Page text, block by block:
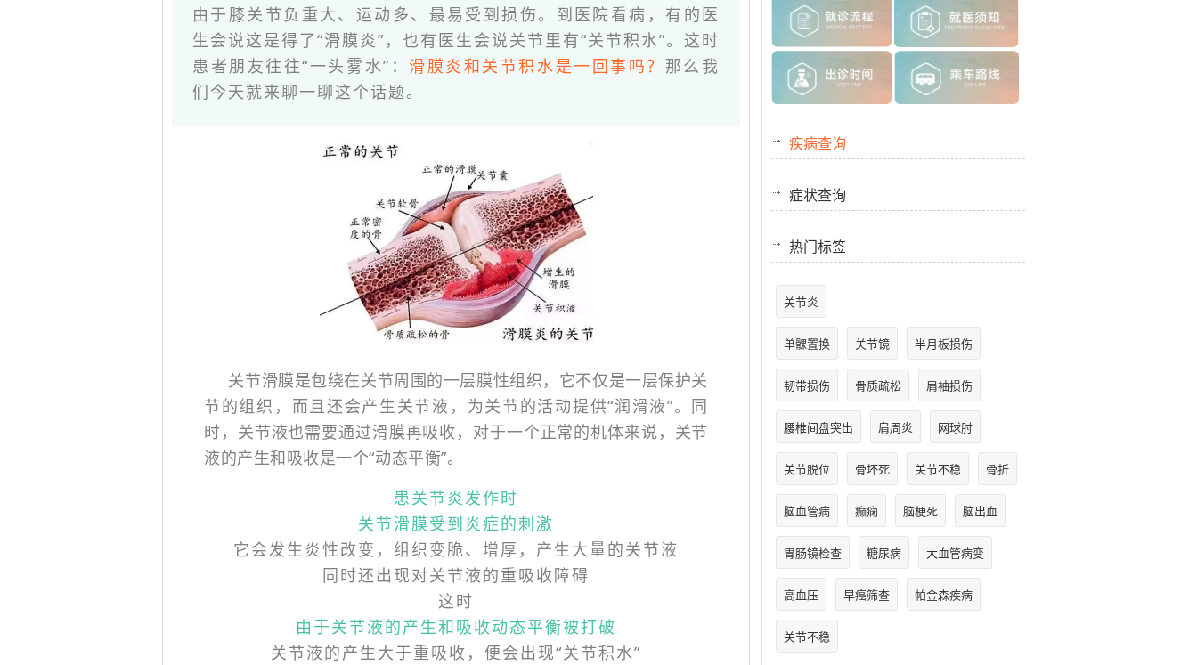
由于膝关节负重大、运动多、最易受到损伤。到医院看病，有的医
生会说这是得了“滑膜炎”，也有医生会说关节里有“关节积水”。这时
患者朋友往往“一头雾水”： 滑膜炎和关节积水是一回事吗？ 那么我
们今天就来聊一聊这个话题。
关节滑膜是包绕在关节周围的一层膜性组织，它不仅是一层保护关
节的组织，而且还会产生关节液，为关节的活动提供“润滑液”。同
时，关节液也需要通过滑膜再吸收，对于一个正常的机体来说，关节
液的产生和吸收是一个“动态平衡”。
患关节炎发作时
关节滑膜受到炎症的刺激
它会发生炎性改变，组织变脆、增厚，产生大量的关节液
同时还出现对关节液的重吸收障碍
这时
由于关节液的产生和吸收动态平衡被打破
关节液的产生大于重吸收，便会出现“关节积水”
疾病查询
症状查询
热门标签
关节炎
单髁置换 关节镜 半月板损伤
韧带损伤 骨质疏松 肩袖损伤
腰椎间盘突出 肩周炎 网球肘
关节脱位 骨坏死 关节不稳 骨折
脑血管病 癫痫 脑梗死 脑出血
胃肠镜检查 糖尿病 大血管病变
高血压 早癌筛查 帕金森疾病
关节不稳